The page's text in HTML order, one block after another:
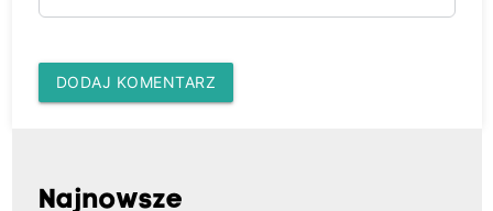
DODAJ KOMENTARZ
Najnowsze